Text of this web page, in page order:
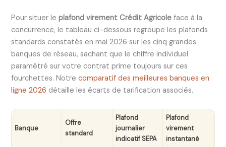
Pour situer leplafond virement Crédit Agricole face à la
concurrence, le tableau ci-dessous regroupe les plafonds
standards constatés en mai 2026 sur les cinq grandes
banques de réseau, sachant que le chiffre individuel
paramétré sur votre contrat prime toujours sur ces
fourchettes. Notrecomparatif des meilleures banques en
ligne 2026 détaille les écarts de tarification associés.
Banque
Offre
standard
Plafond
journalier
indicatif SEPA
Plafond
virement
instantané